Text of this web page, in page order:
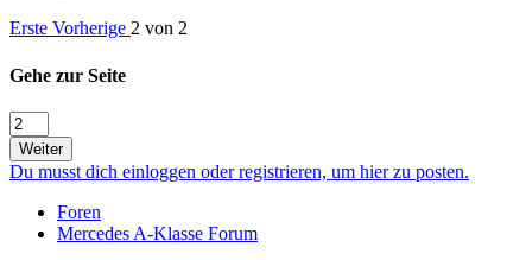
Erste Vorherige 2 von 2
Gehe zur Seite
Weiter
Du musst dich einloggen oder registrieren, um hier zu posten.
Foren
Mercedes A-Klasse Forum